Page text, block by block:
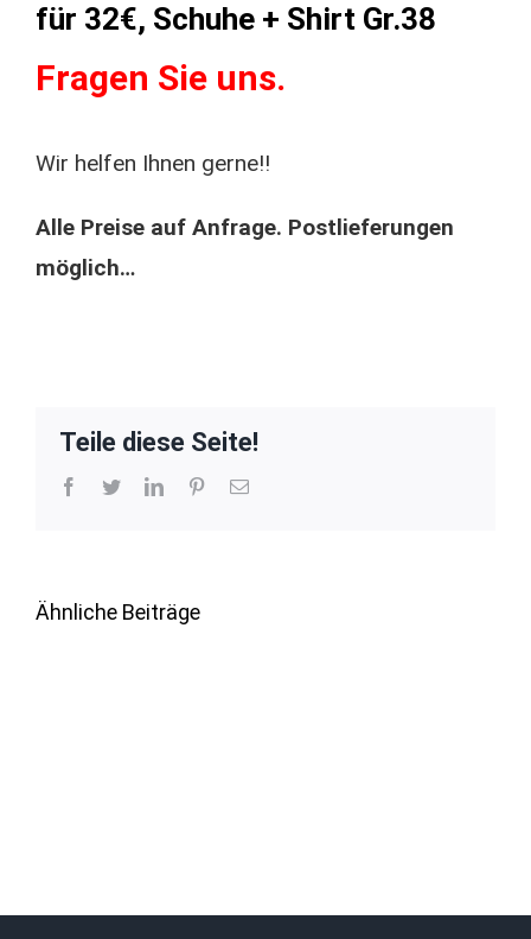
für 32€, Schuhe + Shirt Gr.38
Fragen Sie uns.
Wir helfen Ihnen gerne!!
Alle Preise auf Anfrage. Postlieferungen
möglich…
Teile diese Seite!
Facebook
TwitterLinkedInPinterest
E-
Ähnliche Beiträge